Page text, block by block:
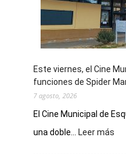
Este viernes, el Cine
funciones de Spider
7 agosto, 2026
El Cine Municipal de
una doble...
Leer más